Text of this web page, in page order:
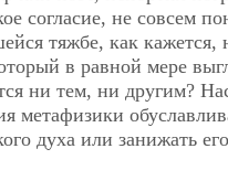
согласие, не совсем
тяжбе, как кажется,
в равной мере
ни тем, ни другим?
метафизики
духа или занижать